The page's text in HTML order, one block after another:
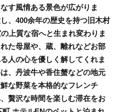
す風情ある景色が広がりま
、400余年の歴史を持つ旧木村
上質な宿へと生まれ変わりま
た母屋や、蔵、離れなどお部
人の心を優しく解してくれま
、丹波牛や香住蟹などの地元
な野菜を本格的なフレンチ
贅沢な時間を楽しむ滞在をお